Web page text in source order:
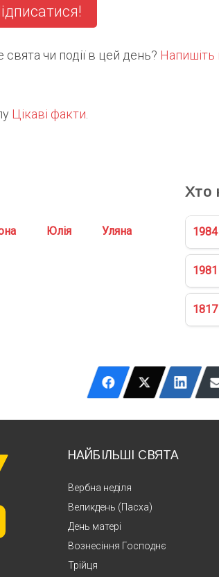
свята чи події в цей день? Напишіть
Цікаві факти
Юлія Уляна
Хто
НАЙБІЛЬШІ СВЯТА
Вербна неділя
Великдень (Пасха)
День матері
Вознесіння Господнє
Трійця